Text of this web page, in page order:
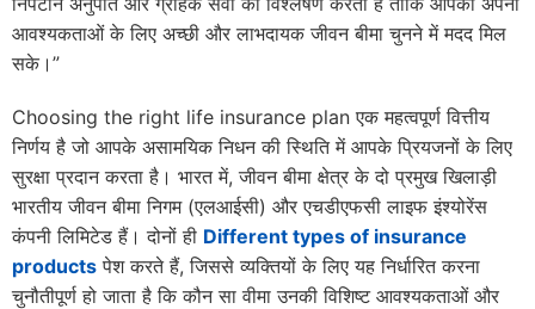
आवश्यकताओं के लिए अच्छी और लाभदायक जीवन बीमा चुनने में मदद मिल
सके।”
Choosing the right life insurance plan एक महत्वपूर्ण वित्तीय
निर्णय है जो आपके असामयिक निधन की स्थिति में आपके प्रियजनों के लिए
सुरक्षा प्रदान करता है। भारत में, जीवन बीमा क्षेत्र के दो प्रमुख खिलाड़ी
भारतीय जीवन बीमा निगम (एलआईसी) और एचडीएफसी लाइफ इंश्योरेंस
कंपनी लिमिटेड हैं। दोनों ही Different types of insurance
products पेश करते हैं, जिससे व्यक्तियों के लिए यह निर्धारित करना
चुनौतीपूर्ण हो जाता है कि कौन सा वीमा उनकी विशिष्ट आवश्यकताओं और